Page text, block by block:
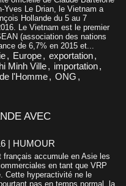
Yves Le Drian, le Vietnam a
Hollande du 5 au 7
Le Vietnam est le premier
(association des nations
de 6,7% en 2015 et...
, Europe, exportation,
Minh Ville, importation,
l'Homme, ONG ,
AVEC
| HUMOUR
français accumule en Asie les
en tant que VRP
Cette hyperactivité ne le
pas en temps normal, la